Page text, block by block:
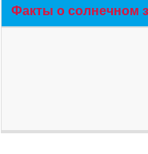
Факты о солнечном